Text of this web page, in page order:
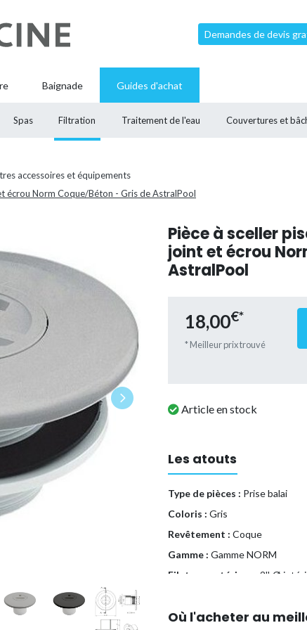
Demandes de devis
Baignade Guides d'achat
Spas Filtration Traitement de l'eau Couvertures et
accessoires et équipements
écrou Norm Coque/Béton - Gris de AstralPool
Pièce à sceller
joint et écrou
AstralPool
18,00€*
* Meilleur prix trouvé
Article en stock
Les atouts
Type de pièces : Prise balai
Coloris : Gris
Revêtement : Coque
Gamme : Gamme NORM
Filetage extérieur :
2'', Ø
Pression maximale:6 bars
Où l'acheter au